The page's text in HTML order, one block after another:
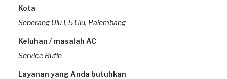
Kota
Seberang Ulu I, 5 Ulu, Palembang
Keluhan / masalah AC
Service Rutin
Layanan yang Anda butuhkan